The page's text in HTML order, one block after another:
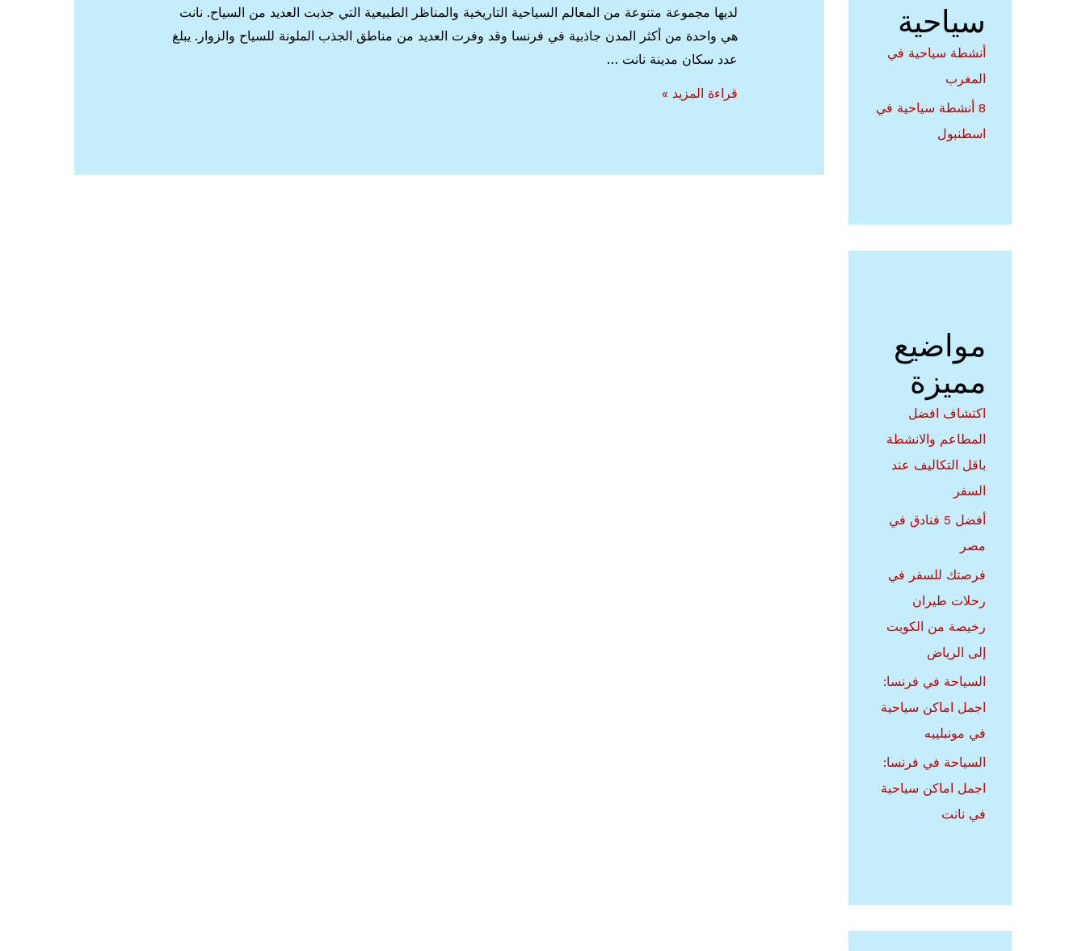
سياحية
أنشطة سياحية في
المغرب
8 أنشطة سياحية في
اسطنبول
مواضيع
مميزة
اكتشاف افضل
المطاعم والانشطة
باقل التكاليف عند
السفر
أفضل 5 فنادق في
مصر
فرصتك للسفر في
رحلات طيران
رخيصة من الكويت
إلى الرياض
السياحة في فرنسا:
اجمل اماكن سياحية
في مونبلييه
السياحة في فرنسا:
اجمل اماكن سياحية
في نانت
لديها مجموعة متنوعة من المعالم السياحية التاريخية والمناظر الطبيعية التي جذبت العديد من السياح. نانت
هي واحدة من أكثر المدن جاذبية في فرنسا وقد وفرت العديد من مناطق الجذب الملونة للسياح والزوار. يبلغ
عدد سكان مدينة نانت …
السياحة
قراءة المزيد »